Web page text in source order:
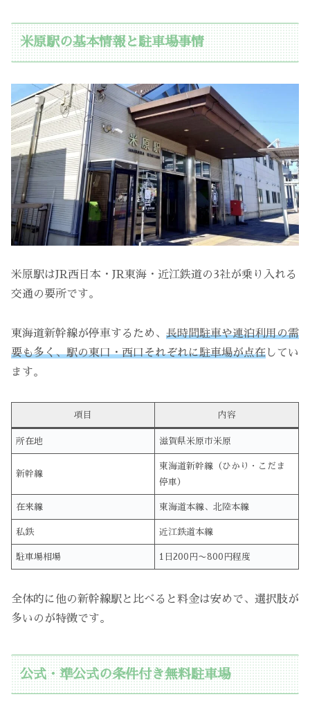
米原駅の基本情報と駐車場事情
米原駅はJR西日本・JR東海・近江鉄道の3社が乗り入れる
交通の要所です。
東海道新幹線が停車するため、 長時間駐車や連泊利用の需
要も多く、駅の東口・西口それぞれに駐車場が点在 してい
ます。
項目 内容
所在地 滋賀県米原市米原
新幹線
東海道新幹線（ひかり・こだま
停車）
在来線 東海道本線、北陸本線
私鉄 近江鉄道本線
駐車場相場 1日200円〜800円程度
全体的に他の新幹線駅と比べると料金は安めで、選択肢が
多いのが特徴です。
公式・準公式の条件付き無料駐車場